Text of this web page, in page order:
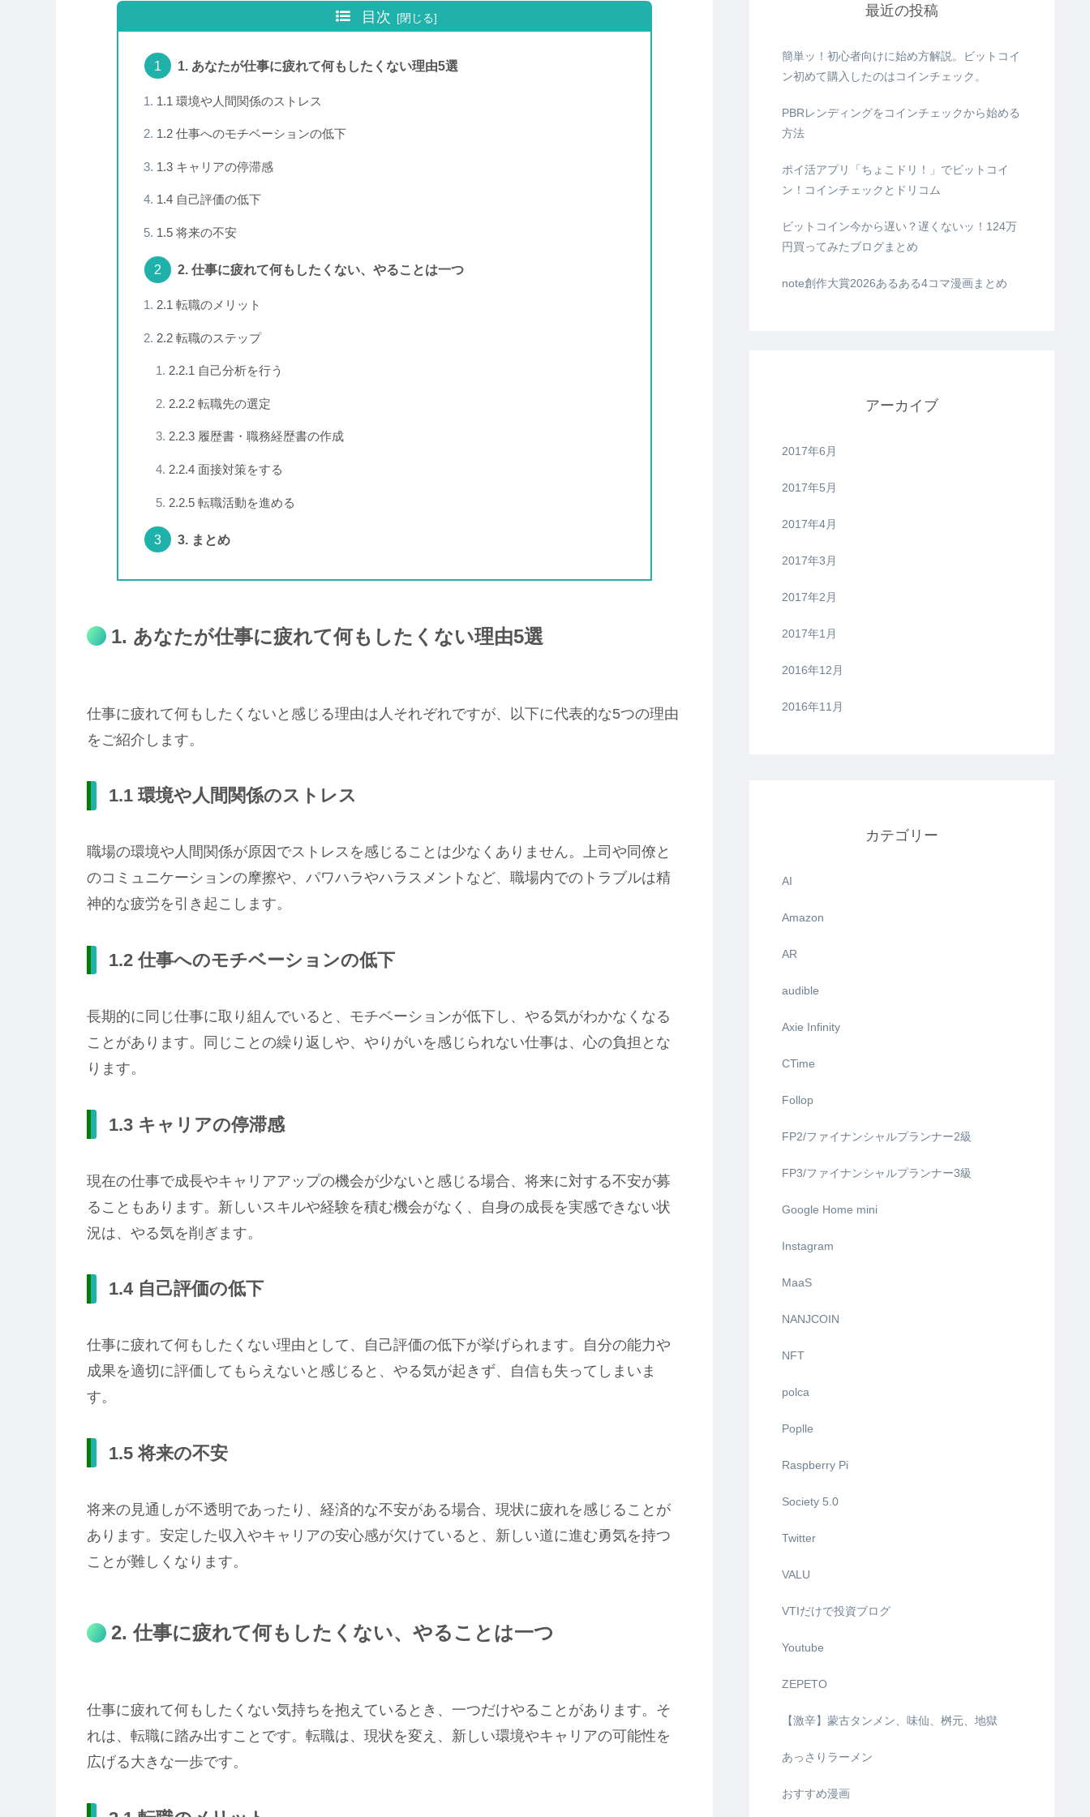
目次
1. あなたが仕事に疲れて何もしたくない理由5選
1.1 環境や人間関係のストレス
1.2 仕事へのモチベーションの低下
1.3 キャリアの停滞感
1.4 自己評価の低下
1.5 将来の不安
2. 仕事に疲れて何もしたくない、やることは一つ
2.1 転職のメリット
2.2 転職のステップ
2.2.1 自己分析を行う
2.2.2 転職先の選定
2.2.3 履歴書・職務経歴書の作成
2.2.4 面接対策をする
2.2.5 転職活動を進める
3. まとめ
1. あなたが仕事に疲れて何もしたくない理由5選
仕事に疲れて何もしたくないと感じる理由は人それぞれですが、以下に代表的な5つの理由
をご紹介します。
1.1 環境や人間関係のストレス
職場の環境や人間関係が原因でストレスを感じることは少なくありません。上司や同僚と
のコミュニケーションの摩擦や、パワハラやハラスメントなど、職場内でのトラブルは精
神的な疲労を引き起こします。
1.2 仕事へのモチベーションの低下
長期的に同じ仕事に取り組んでいると、モチベーションが低下し、やる気がわかなくなる
ことがあります。同じことの繰り返しや、やりがいを感じられない仕事は、心の負担とな
ります。
1.3 キャリアの停滞感
現在の仕事で成長やキャリアアップの機会が少ないと感じる場合、将来に対する不安が募
ることもあります。新しいスキルや経験を積む機会がなく、自身の成長を実感できない状
況は、やる気を削ぎます。
1.4 自己評価の低下
仕事に疲れて何もしたくない理由として、自己評価の低下が挙げられます。自分の能力や
成果を適切に評価してもらえないと感じると、やる気が起きず、自信も失ってしまいま
す。
1.5 将来の不安
将来の見通しが不透明であったり、経済的な不安がある場合、現状に疲れを感じることが
あります。安定した収入やキャリアの安心感が欠けていると、新しい道に進む勇気を持つ
ことが難しくなります。
2. 仕事に疲れて何もしたくない、やることは一つ
仕事に疲れて何もしたくない気持ちを抱えているとき、一つだけやることがあります。そ
れは、転職に踏み出すことです。転職は、現状を変え、新しい環境やキャリアの可能性を
広げる大きな一歩です。
最近の投稿
簡単ッ！初心者向けに始め方解説。ビットコイ
ン初めて購入したのはコインチェック。
PBRレンディングをコインチェックから始める
方法
ポイ活アプリ「ちょこドリ！」でビットコイ
ン！コインチェックとドリコム
ビットコイン今から遅い？遅くないッ！124万
円買ってみたブログまとめ
note創作大賞2026あるある4コマ漫画まとめ
アーカイブ
2017年6月
2017年5月
2017年4月
2017年3月
2017年2月
2017年1月
2016年12月
2016年11月
カテゴリー
AI
Amazon
AR
audible
Axie Infinity
CTime
Follop
FP2/ファイナンシャルプランナー2級
FP3/ファイナンシャルプランナー3級
Google Home mini
Instagram
MaaS
NANJCOIN
NFT
polca
Poplle
Raspberry Pi
Society 5.0
Twitter
VALU
VTIだけで投資ブログ
Youtube
ZEPETO
【激辛】蒙古タンメン、味仙、桝元、地獄
あっさりラーメン
おすすめ漫画